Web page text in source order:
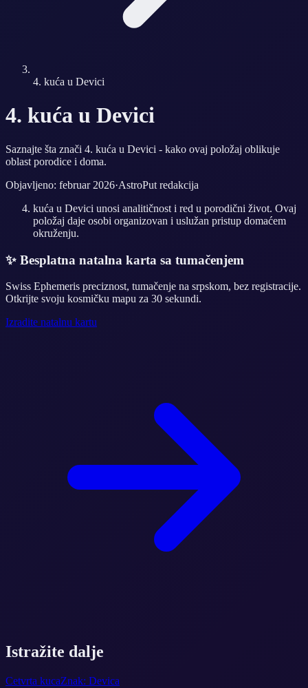
4. kuća u Devici
4. kuća u Devici
Saznajte šta znači 4. kuća u Devici - kako ovaj položaj oblikuje
oblast porodice i doma.
Objavljeno: februar 2026·AstroPut redakcija
kuća u Devici unosi analitičnost i red u porodični život. Ovaj
položaj daje osobi organizovan i uslužan pristup domaćem
okruženju.
✨ Besplatna natalna karta sa tumačenjem
Swiss Ephemeris preciznost, tumačenje na srpskom, bez registracije.
Otkrijte svoju kosmičku mapu za 30 sekundi.
Izradite natalnu kartu
Istražite dalje
Cetvrta kucaZnak: Devica